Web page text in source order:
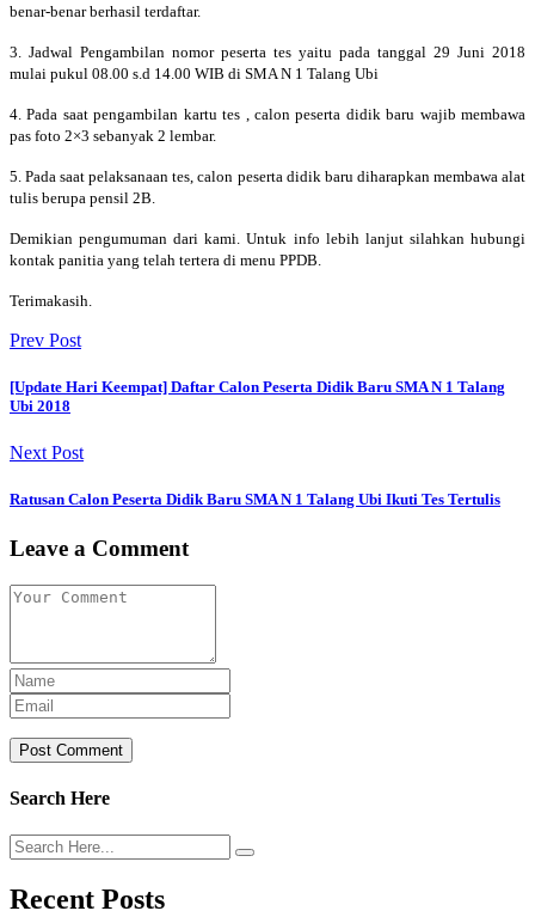
benar-benar berhasil terdaftar.
3. Jadwal Pengambilan nomor peserta tes yaitu pada tanggal 29 Juni 2018
mulai pukul 08.00 s.d 14.00 WIB di SMA N 1 Talang Ubi
4. Pada saat pengambilan kartu tes , calon peserta didik baru wajib membawa
pas foto 2×3 sebanyak 2 lembar.
5. Pada saat pelaksanaan tes, calon peserta didik baru diharapkan membawa alat
tulis berupa pensil 2B.
Demikian pengumuman dari kami. Untuk info lebih lanjut silahkan hubungi
kontak panitia yang telah tertera di menu PPDB.
Terimakasih.
Prev Post
[Update Hari Keempat] Daftar Calon Peserta Didik Baru SMA N 1 Talang
Ubi 2018
Next Post
Ratusan Calon Peserta Didik Baru SMA N 1 Talang Ubi Ikuti Tes Tertulis
Leave a Comment
Post Comment
Search Here
Recent Posts